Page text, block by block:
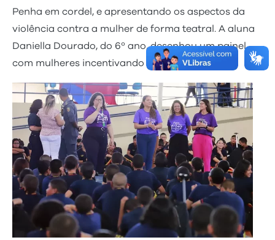
Penha em cordel, e apresentando os aspectos da
violência contra a mulher de forma teatral. A aluna
Daniella Dourado, do 6º ano, desenhou um painel
com mulheres incentivando a denúncia.